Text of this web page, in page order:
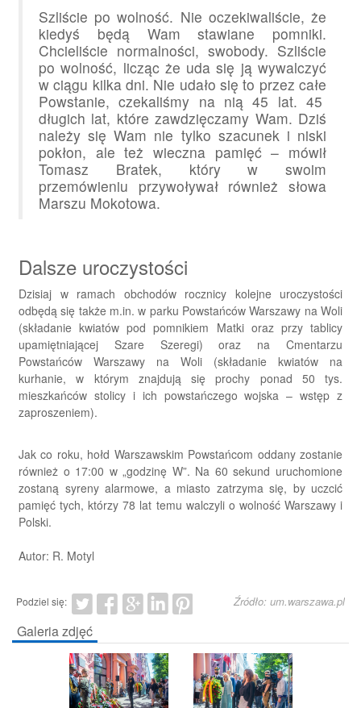
Szliście po wolność. Nie oczekiwaliście, że
kiedyś będą Wam stawiane pomniki.
Chcieliście normalności, swobody. Szliście
po wolność, licząc że uda się ją wywalczyć
w ciągu kilka dni. Nie udało się to przez całe
Powstanie, czekaliśmy na nią 45 lat. 45
długich lat, które zawdzięczamy Wam. Dziś
należy się Wam nie tylko szacunek i niski
pokłon, ale też wieczna pamięć – mówił
Tomasz Bratek, który w swoim
przemówieniu przywoływał również słowa
Marszu Mokotowa.
Dalsze uroczystości
Dzisiaj w ramach obchodów rocznicy kolejne uroczystości
odbędą się także m.in. w parku Powstańców Warszawy na Woli
(składanie kwiatów pod pomnikiem Matki oraz przy tablicy
upamiętniającej Szare Szeregi) oraz na Cmentarzu
Powstańców Warszawy na Woli (składanie kwiatów na
kurhanie, w którym znajdują się prochy ponad 50 tys.
mieszkańców stolicy i ich powstańczego wojska – wstęp z
zaproszeniem).
Jak co roku, hołd Warszawskim Powstańcom oddany zostanie
również o 17:00 w „godzinę W”. Na 60 sekund uruchomione
zostaną syreny alarmowe, a miasto zatrzyma się, by uczcić
pamięć tych, którzy 78 lat temu walczyli o wolność Warszawy i
Polski.
Autor: R. Motyl
Podziel się: Źródło: um.warszawa.pl
Galeria zdjęć